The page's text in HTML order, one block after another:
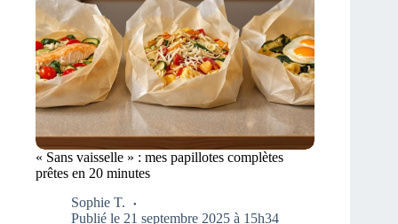
« Sans vaisselle » : mes papillotes complètes
prêtes en 20 minutes
Sophie T.
Publié le 21 septembre 2025 à 15h34